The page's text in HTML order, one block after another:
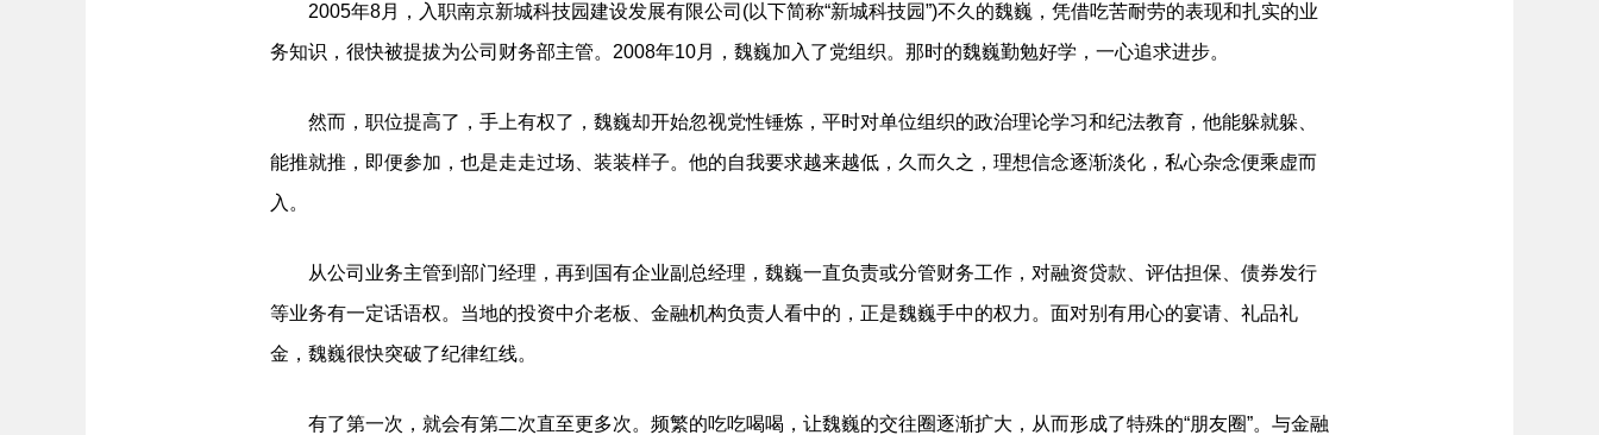
2005年8月，入职南京新城科技园建设发展有限公司(以下简称“新城科技园”)不久的魏巍，凭借吃苦耐劳的表现和扎实的业
务知识，很快被提拔为公司财务部主管。2008年10月，魏巍加入了党组织。那时的魏巍勤勉好学，一心追求进步。
然而，职位提高了，手上有权了，魏巍却开始忽视党性锤炼，平时对单位组织的政治理论学习和纪法教育，他能躲就躲、
能推就推，即便参加，也是走走过场、装装样子。他的自我要求越来越低，久而久之，理想信念逐渐淡化，私心杂念便乘虚而
入。
从公司业务主管到部门经理，再到国有企业副总经理，魏巍一直负责或分管财务工作，对融资贷款、评估担保、债券发行
等业务有一定话语权。当地的投资中介老板、金融机构负责人看中的，正是魏巍手中的权力。面对别有用心的宴请、礼品礼
金，魏巍很快突破了纪律红线。
有了第一次，就会有第二次直至更多次。频繁的吃吃喝喝，让魏巍的交往圈逐渐扩大，从而形成了特殊的“朋友圈”。与金融